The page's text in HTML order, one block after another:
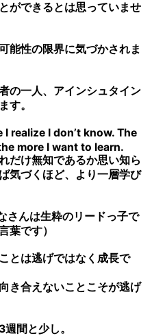
ができるとは思っていませ
能性の限界に気づかされま
の一人、アインシュタイン
す。
I realize I don’t know. The
more I want to learn.
だけ無知であるか思い知ら
気づくほど、より一層学び
さんは生粋のリードっ子で
葉です）
とは逃げではなく成長で
き合えないことこそが逃げ
間と少し。